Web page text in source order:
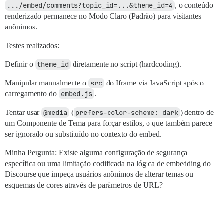
.../embed/comments?topic_id=...&theme_id=4 , o conteúdo
renderizado permanece no Modo Claro (Padrão) para visitantes
anônimos.
Testes realizados:
Definir o theme_id diretamente no script (hardcoding).
Manipular manualmente o src do Iframe via JavaScript após o
carregamento do embed.js .
Tentar usar @media ( prefers-color-scheme: dark ) dentro de
um Componente de Tema para forçar estilos, o que também parece
ser ignorado ou substituído no contexto do embed.
Minha Pergunta: Existe alguma configuração de segurança
específica ou uma limitação codificada na lógica de embedding do
Discourse que impeça usuários anônimos de alterar temas ou
esquemas de cores através de parâmetros de URL?